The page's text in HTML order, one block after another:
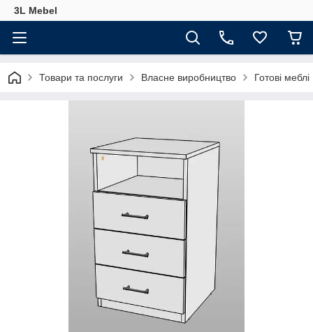
3L Mebel
Товари та послуги Власне виробництво Готові меблі